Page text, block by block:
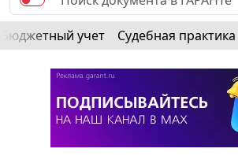
Бюджетный учет Судебная практика